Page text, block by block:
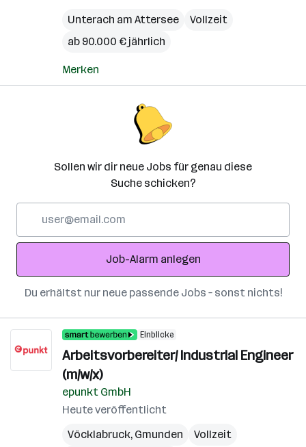
Unterach am Attersee
Vollzeit
ab 90.000 € jährlich
Merken
Sollen wir dir neue Jobs für genau diese
Suche schicken?
Adresse
Job-Alarm anlegen
Du erhältst nur neue passende Jobs – sonst nichts!
Einblicke
Arbeitsvorbereiter/ Industrial Engineer
(m/w/x)
epunkt GmbH
Heute veröffentlicht
Vöcklabruck, Gmunden
Vollzeit